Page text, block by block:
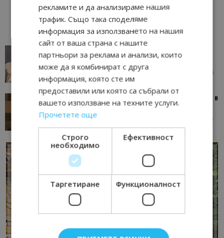
AI в туризма: защо камериерка може да се
окаже по-трудна за...
AI Travel Economy с Елица Стоилова 05/08/2026 08:28
Тим Браун: Хотелите губят пари заради грешки в
данните и липсващи...
AI Travel Economy с Елица Стоилова 13/07/2026 09:02
рекламите и да анализираме нашия
трафик. Също така споделяме
информация за използването на нашия
сайт от ваша страна с нашите
партньори за реклама и анализи, които
може да я комбинират с друга
информация, която сте им
предоставили или която са събрали от
вашето използване на техните услуги.
Прочетете още
Строго
необходимо
Ефективност
Таргетиране Функционалност